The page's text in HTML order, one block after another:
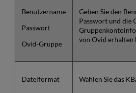
Benutzername
Passwort
Ovid-Gruppe
Geben Sie den
Passwort und die
von Ovid erhalten
Dateiformat Wählen Sie das